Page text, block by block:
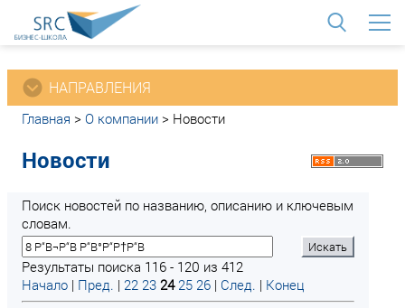
НАПРАВЛЕНИЯ
Главная > О компании > Новости
Новости
Поиск новостей по названию, описанию и ключевым
словам.
Результаты поиска 116 - 120 из 412
Начало | Пред. | 22 23 24 25 26 | След. | Конец